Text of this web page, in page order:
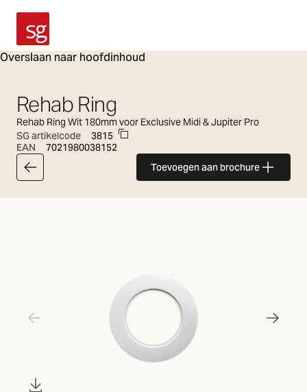
Overslaan naar hoofdinhoud
SG Armaturen
Rehab Ring
Rehab Ring Wit 180mm voor Exclusive Midi & Jupiter Pro
SG artikelcode
3815
EAN
7021980038152
Terug naar artikel lijst Toevoegen aan brochure